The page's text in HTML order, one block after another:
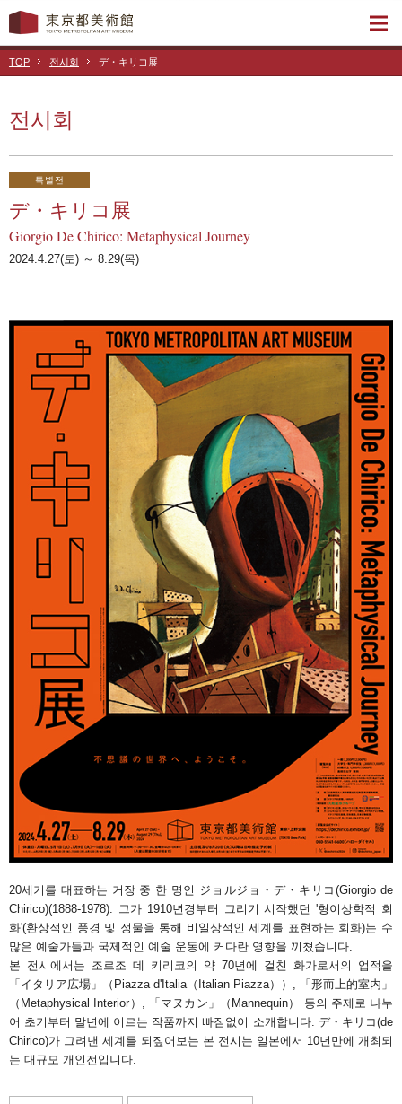
TOP 전시회 デ・キリコ展
전시회
특별전
デ・キリコ展
Giorgio De Chirico: Metaphysical Journey
2024.4.27(토) ～ 8.29(목)
20세기를 대표하는 거장 중 한 명인 ジョルジョ・デ・キリコ(Giorgio de
Chirico)(1888-1978). 그가 1910년경부터 그리기 시작했던 '형이상학적 회
화'(환상적인 풍경 및 정물을 통해 비일상적인 세계를 표현하는 회화)는 수
많은 예술가들과 국제적인 예술 운동에 커다란 영향을 끼쳤습니다.
본 전시에서는 조르조 데 키리코의 약 70년에 걸친 화가로서의 업적을
「イタリア広場」（Piazza d'Italia（Italian Piazza））, 「形而上的室内」
（Metaphysical Interior）, 「マヌカン」（Mannequin） 등의 주제로 나누
어 초기부터 말년에 이르는 작품까지 빠짐없이 소개합니다. デ・キリコ(de
Chirico)가 그려낸 세계를 되짚어보는 본 전시는 일본에서 10년만에 개최되
는 대규모 개인전입니다.